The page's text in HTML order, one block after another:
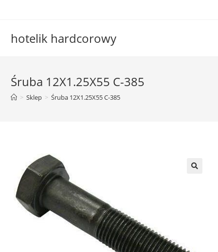
hotelik hardcorowy
Śruba 12X1.25X55 C-385
> Sklep > Śruba 12X1.25X55 C-385